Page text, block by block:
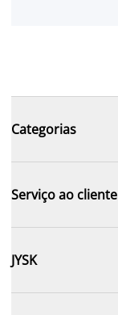
Categorias
Serviço ao cliente
JYSK